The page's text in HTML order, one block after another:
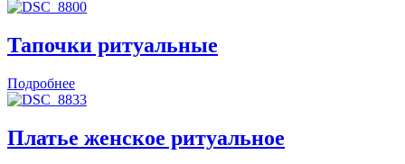
Тапочки ритуальные
Подробнее
Платье женское ритуальное